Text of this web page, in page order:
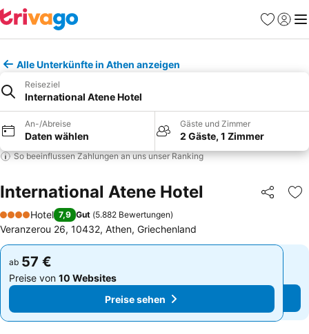
Favoriten
Alle Unterkünfte in Athen anzeigen
Reiseziel
International Atene Hotel
An-/Abreise
Daten wählen
Gäste und Zimmer
2 Gäste, 1 Zimmer
So beeinflussen Zahlungen an uns unser Ranking
International Atene Hotel Teilen
4 Sterne
Hotel 7,9 Gut (5.882 Bewertungen)
Veranzerou 26, 10432, Athen, Griechenland
ab 57 €
Preise von 10 Websites
Preise sehen
ab 57 €
Preise von 10 Websites
Preise sehen